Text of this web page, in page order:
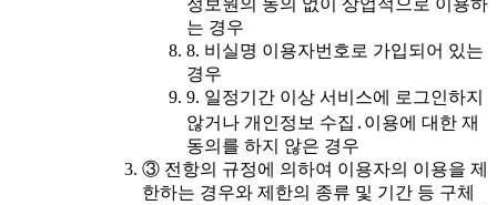
정보원의 동의 없이 상업적으로 이용하
는 경우
8. 비실명 이용자번호로 가입되어 있는
경우
9. 일정기간 이상 서비스에 로그인하지
않거나 개인정보 수집․이용에 대한 재
동의를 하지 않은 경우
③ 전항의 규정에 의하여 이용자의 이용을 제
한하는 경우와 제한의 종류 및 기간 등 구체